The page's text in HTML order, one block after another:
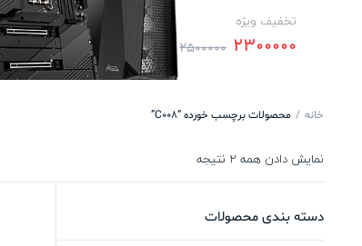
تخفیف ویژه
2500000 2300000
خانه محصولات برچسب خورده “C008”
نمایش دادن همه 2 نتیجه
دسته بندی محصولات